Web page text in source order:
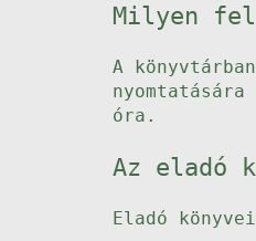
Milyen
A
óra.
Az eladó
Eladó